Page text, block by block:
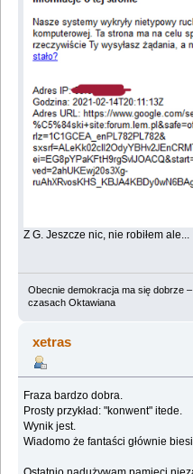
Z G. Jeszcze nic, nie robiłem
Obecnie demokracja ma się dobrze
czasach Oktawiana
xetras
Fraza bardzo dobra.
Prosty przykład: "konwent" itede.
Wynik jest.
Wiadomo że fantaści głównie